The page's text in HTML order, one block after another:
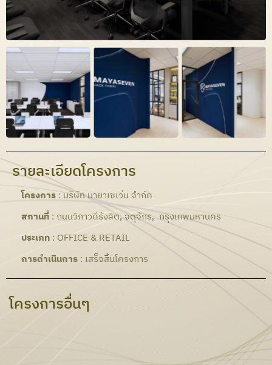
รายละเอียดโครงการ
โครงการ : บริษัท มายาเซเว่น จำกัด
สถานที่ : ถนนวิภาวดีรังสิต, จตุจักร, กรุงเทพมหานคร
ประเภท : OFFICE & RETAIL
การดำเนินการ : เสร็จสิ้นโครงการ
โครงการอื่นๆ